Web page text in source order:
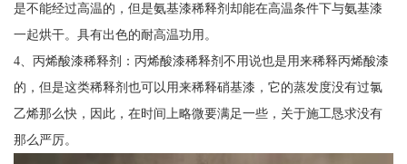
是不能经过高温的，但是氨基漆稀释剂却能在高温条件下与氨基漆
一起烘干。具有出色的耐高温功用。
4、丙烯酸漆稀释剂：丙烯酸漆稀释剂不用说也是用来稀释丙烯酸漆
的，但是这类稀释剂也可以用来稀释硝基漆，它的蒸发度没有过氯
乙烯那么快，因此，在时间上略微要满足一些，关于施工恳求没有
那么严厉。